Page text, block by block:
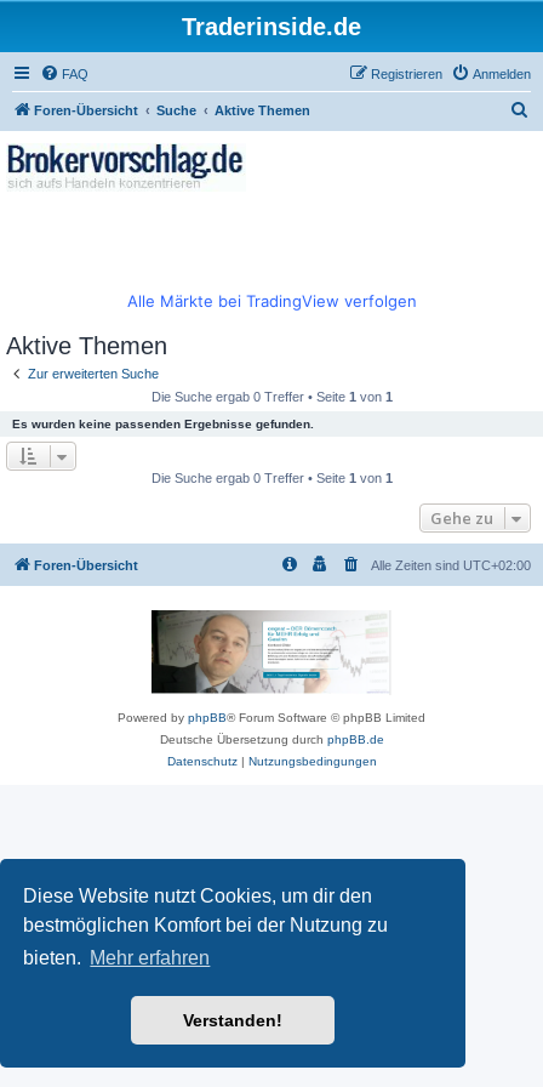
Diese Website nutzt Cookies, um dir den
bestmöglichen Komfort bei der Nutzung zu
bieten. Mehr erfahren
Verstanden!
Traderinside.de
FAQ Anmelden
Registrieren
Foren-Übersicht Suche Aktive Themen
Alle Märkte bei TradingView verfolgen
Aktive Themen
Zur erweiterten Suche
Die Suche ergab 0 Treffer • Seite 1 von 1
Es wurden keine passenden Ergebnisse gefunden.
Die Suche ergab 0 Treffer • Seite 1 von 1
Gehe zu
Foren-Übersicht Alle Zeiten sind UTC+02:00
Powered by phpBB® Forum Software © phpBB Limited
Deutsche Übersetzung durch phpBB.de
Datenschutz| Nutzungsbedingungen